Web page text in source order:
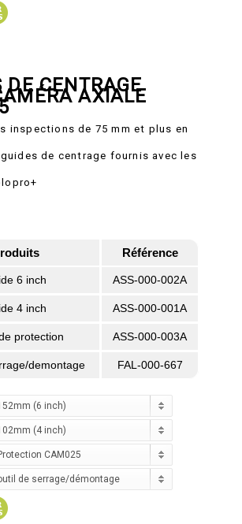
DE CENTRAGE
AXIALE
inspections de 75 mm et plus en
de centrage fournis avec les
Référence
6 inch ASS-000-002A
4 inch ASS-000-001A
protection ASS-000-003A
demontage FAL-000-667